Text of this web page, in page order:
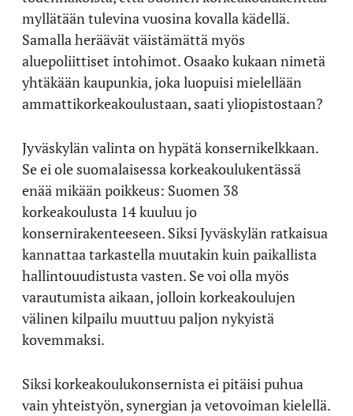
myllätään tulevina vuosina kovalla kädellä.
Samalla heräävät väistämättä myös
aluepoliittiset intohimot. Osaako kukaan nimetä
yhtäkään kaupunkia, joka luopuisi mielellään
ammattikorkeakoulustaan, saati yliopistostaan?
Jyväskylän valinta on hypätä konsernikelkkaan.
Se ei ole suomalaisessa korkeakoulukentässä
enää mikään poikkeus: Suomen 38
korkeakoulusta 14 kuuluu jo
konsernirakenteeseen. Siksi Jyväskylän ratkaisua
kannattaa tarkastella muutakin kuin paikallista
hallintouudistusta vasten. Se voi olla myös
varautumista aikaan, jolloin korkeakoulujen
välinen kilpailu muuttuu paljon nykyistä
kovemmaksi.
Siksi korkeakoulukonsernista ei pitäisi puhua
vain yhteistyön, synergian ja vetovoiman kielellä.